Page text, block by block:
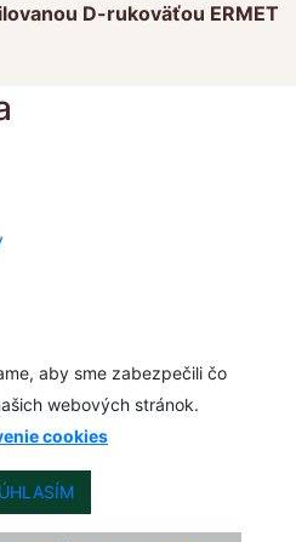
D-rukoväťou ERMET
aby sme zabezpečili čo
webových stránok.
cookies